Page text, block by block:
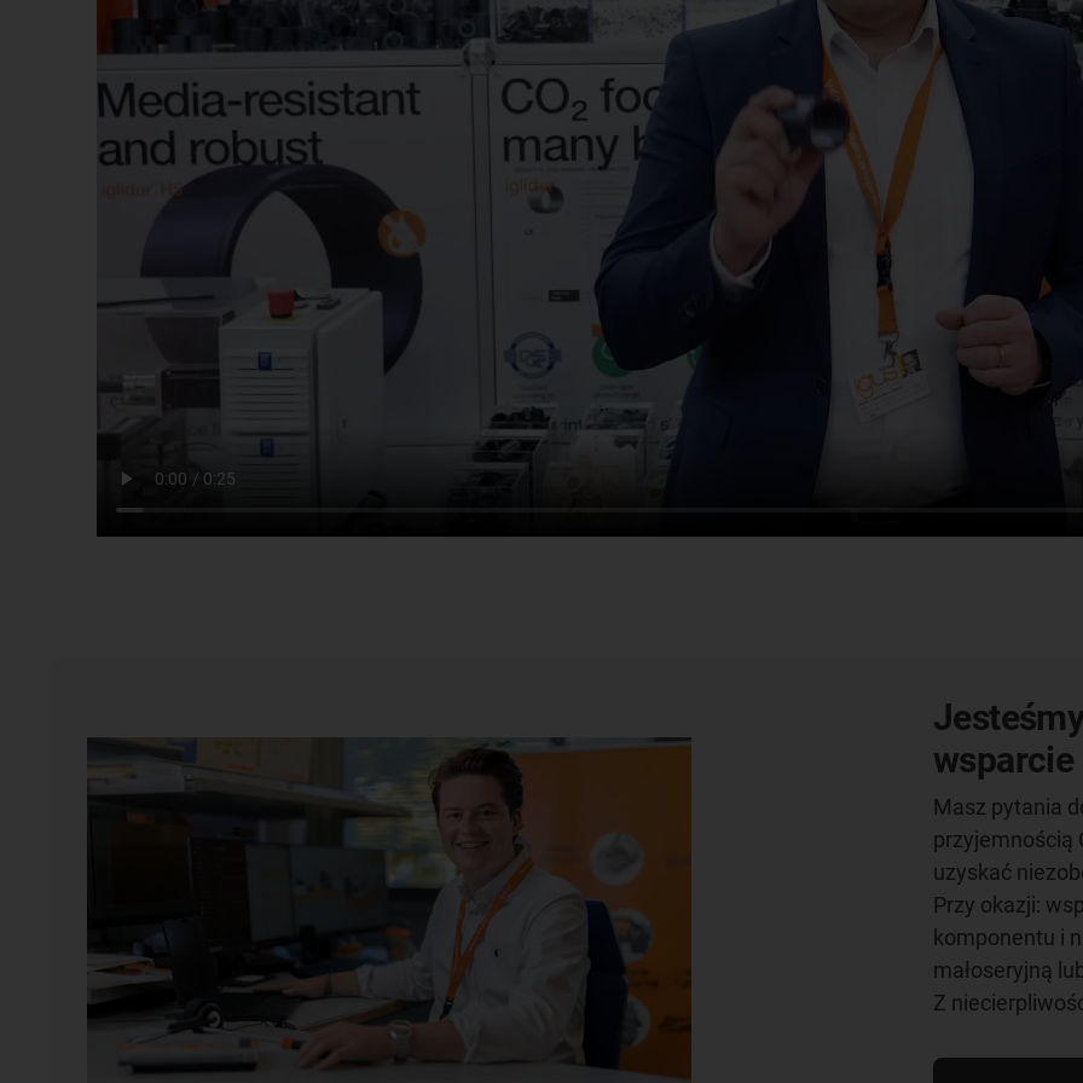
wsparcie
Masz pytania
przyjemnością
uzyskać
Przy okazji:
komponentu i
małoseryjną
Z